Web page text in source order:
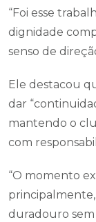
“Foi esse
dignidade
senso de
Ele destacou
dar
mantendo o
com
“O momento
principalmente,
duradouro sem